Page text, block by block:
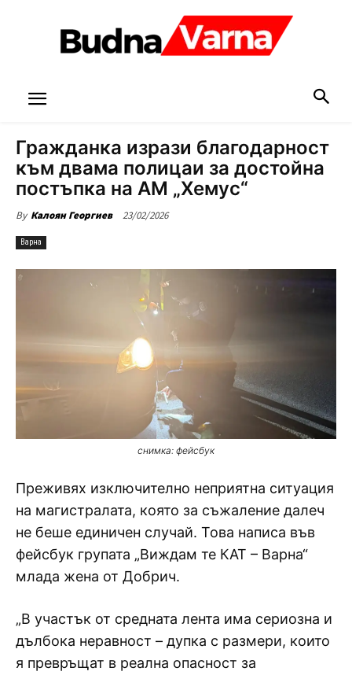
Гражданка изрази благодарност
към двама полицаи за достойна
постъпка на АМ „Хемус“
By Калоян Георгиев 23/02/2026
Варна
снимка: фейсбук
Преживях изключително неприятна ситуация
на магистралата, която за съжаление далеч
не беше единичен случай. Това написа във
фейсбук групата „Виждам те КАТ – Варна“
млада жена от Добрич.
„В участък от средната лента има сериозна и
дълбока неравност – дупка с размери, които
я превръщат в реална опасност за